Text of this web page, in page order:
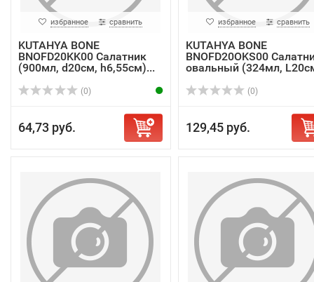
избранное сравнить
KUTAHYA BONE
BNOFD20KK00 Салатник
(900мл, d20см, h6,55см)...
(0)
64,73 руб.
избранное сравнить
KUTAHYA BONE
BNOFD20OKS00
овальный (324мл,
(0)
129,45 руб.